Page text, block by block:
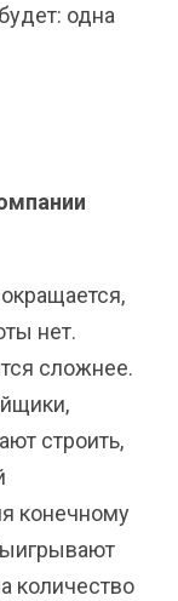
одна
нет.
сложнее.
строить,
конечному
количество